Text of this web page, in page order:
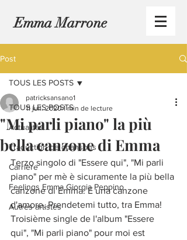
Emma Marrone
Post
TOUS LES POSTS
Actualités
Traduction de chansons
Carrière
Feelings Emma Giorgia Peppino
Autres artistes
TOUS LES POSTS
"Mi parli piano" la più
bella canzone di Emma
patricksansano1
11 juil. 2020 1 min de lecture
Terzo singolo di "Essere qui", "Mi parli
piano" per mè è sicuramente la più bella
canzone di Emma. E una canzone
d'amore. Prendetemi tutto, tra Emma!
Troisième single de l'album "Essere
qui", "Mi parli piano" pour moi est